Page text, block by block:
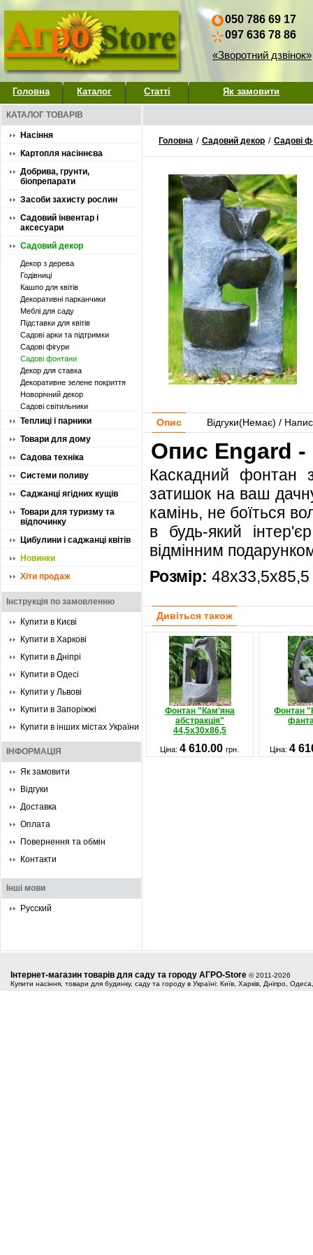
050 786 69 17
097 636 78 86
«Зворотний дзвінок»
Головна Каталог Статті Як замовити
КАТАЛОГ ТОВАРІВ
Насіння
Картопля насіннєва
Добрива, грунти,
біопрепарати
Засоби захисту рослин
Садовий інвентар і
аксесуари
Садовий декор
Декор з дерева
Годівниці
Кашпо для квітів
Декоративні парканчики
Меблі для саду
Підставки для квітів
Садові арки та підтримки
Садові фігури
Садові фонтани
Декор для ставка
Декоративне зелене покриття
Новорічний декор
Садові світильники
Теплиці і парники
Товари для дому
Садова техніка
Системи поливу
Саджанці ягідних кущів
Товари для туризму та
відпочинку
Цибулини і саджанці квітів
Новинки
Хіти продаж
Інструкція по замовленню
Купити в Києві
Купити в Харкові
Купити в Дніпрі
Купити в Одесі
Купити у Львові
Купити в Запоріжжі
Купити в інших містах України
ІНФОРМАЦІЯ
Як замовити
Відгуки
Доставка
Оплата
Повернення та обмін
Контакти
Інші мови
Русский
Головна / Садовий декор / Садові
Опис Відгуки(Немає) /
Опис Engard
Каскадний фонтан
затишок на ваш
камінь, не боїться
в будь-який
відмінним
Розмір:
Дивіться також
Фонтан "Кам'яна
абстракція"
44,5х30х86,5
Фонтан
Ціна:4 610.00грн. Ціна: 4
Інтернет-магазин товарів для саду та городу АГРО-Store © 2011-2026
Купити насіння, товари для будинку, саду та городу в Україні: Київ, Харків, Дніпро,